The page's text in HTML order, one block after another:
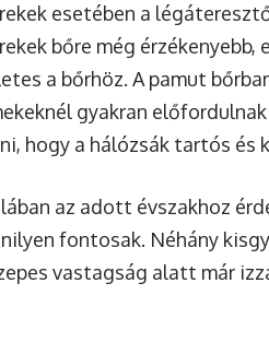
esetében a
bőre még érzékenyebb,
a bőrhöz. A pamut
gyakran
hogy a hálózsák tartós és
az adott évszakhoz
fontosak. Néhány
vastagság alatt már